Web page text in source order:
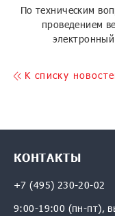
По техническим
проведением
K списку
КОНТАКТЫ
+7 (495) 230-20-02
9:00-19:00 (пн-пт),